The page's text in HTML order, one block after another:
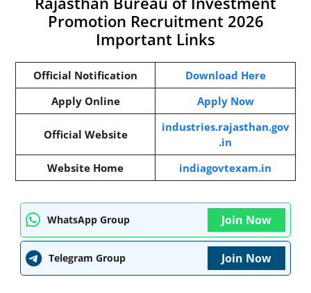
Promotion Recruitment 2026
Important Links
Official Notification
Download Here
Apply Online
Apply Now
Official Website
industries.rajasthan.gov
.in
Website Home
indiagovtexam.in
WhatsApp Group Join Now
Telegram Group Join Now